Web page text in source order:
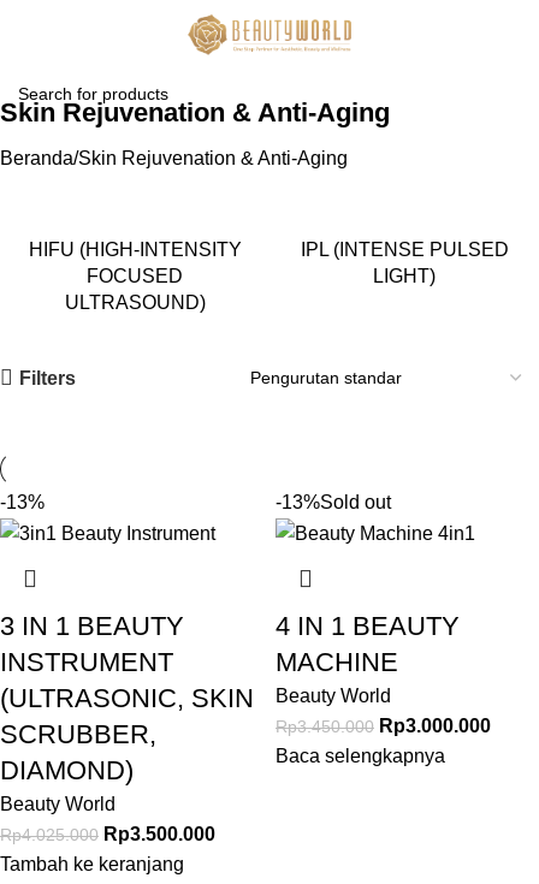
Skin Rejuvenation & Anti-Aging
Beranda Skin Rejuvenation & Anti-Aging
HIFU (HIGH-INTENSITY
FOCUSED
ULTRASOUND)
IPL (INTENSE PULSED
LIGHT)
Filters
-13%
3 IN 1 BEAUTY
INSTRUMENT
(ULTRASONIC, SKIN
SCRUBBER,
DIAMOND)
Beauty World
Rp4.025.000 Rp3.500.000
Tambah ke keranjang
-13%Sold out
4 IN 1 BEAUTY
MACHINE
Beauty World
Rp3.450.000 Rp3.000.000
Baca selengkapnya